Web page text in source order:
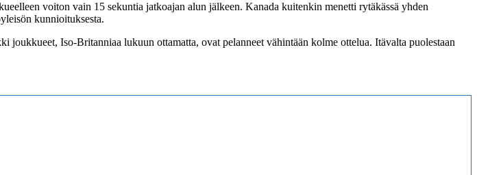
voiton vain 15 sekuntia jatkoajan alun jälkeen. Kanada kuitenkin menetti rytäkässä yhden
kunnioituksesta.
Iso-Britanniaa lukuun ottamatta, ovat pelanneet vähintään kolme ottelua. Itävalta puolestaan